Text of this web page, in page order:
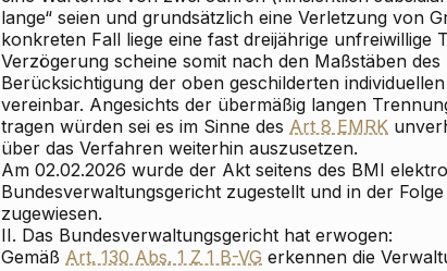
lange“ seien und grundsätzlich eine Verletzung von
konkreten Fall liege eine fast dreijährige unfreiwillige
Verzögerung scheine somit nach den Maßstäben
Berücksichtigung der oben geschilderten
vereinbar. Angesichts der übermäßig langen
tragen würden sei es im Sinne des Art 8 EMRK
über das Verfahren weiterhin auszusetzen.
Am 02.02.2026 wurde der Akt seitens des BMI
Bundesverwaltungsgericht zugestellt und in der
zugewiesen.
II. Das Bundesverwaltungsgericht hat erwogen:
Gemäß Art. 130 Abs. 1 Z 1 B-VG erkennen die